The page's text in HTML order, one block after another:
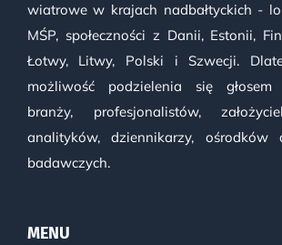
wiatrowe w krajach nadbałtyckich -
MŚP, społeczności z Danii, Estonii,
Łotwy, Litwy, Polski i Szwecji.
możliwość podzielenia się głosem
branży, profesjonalistów,
analityków, dziennikarzy, ośrodków
badawczych.
MENU